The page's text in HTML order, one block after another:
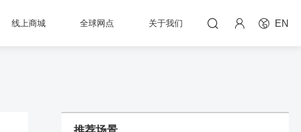
线上商城 全球网点 关于我们    EN